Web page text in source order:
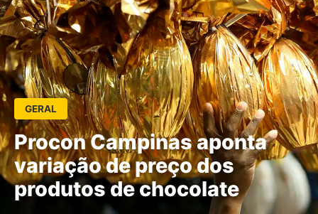
GERAL
Procon Campinas aponta
variação de preço dos
produtos de chocolate